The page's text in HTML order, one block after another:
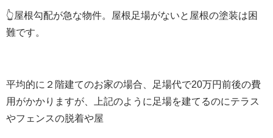
👆屋根勾配が急な物件。屋根足場がないと屋根の塗装は困
難です。
平均的に２階建てのお家の場合、足場代で20万円前後の費
用がかかりますが、上記のように足場を建てるのにテラス
やフェンスの脱着や屋